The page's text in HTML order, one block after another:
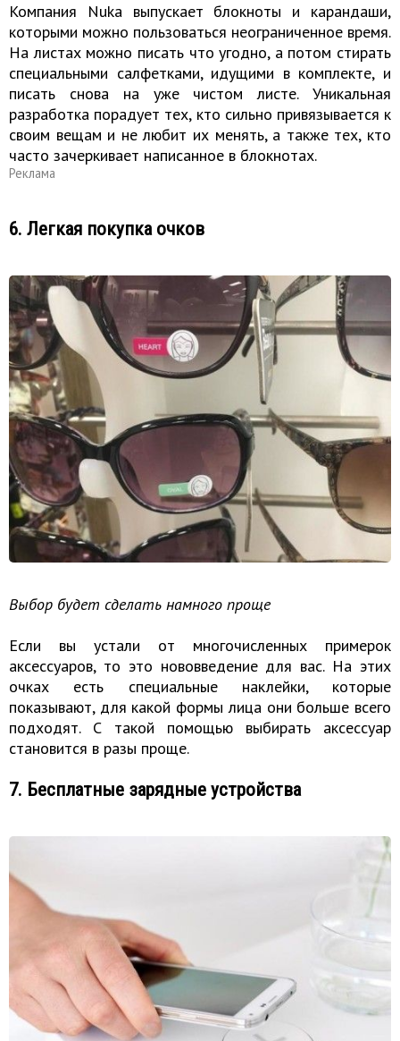
Компания Nuka выпускает блокноты и карандаши,
которыми можно пользоваться неограниченное время.
На листах можно писать что угодно, а потом стирать
специальными салфетками, идущими в комплекте, и
писать снова на уже чистом листе. Уникальная
разработка порадует тех, кто сильно привязывается к
своим вещам и не любит их менять, а также тех, кто
часто зачеркивает написанное в блокнотах.
Реклама
6. Легкая покупка очков
Выбор будет сделать намного проще
Если вы устали от многочисленных примерок
аксессуаров, то это нововведение для вас. На этих
очках есть специальные наклейки, которые
показывают, для какой формы лица они больше всего
подходят. С такой помощью выбирать аксессуар
становится в разы проще.
7. Бесплатные зарядные устройства